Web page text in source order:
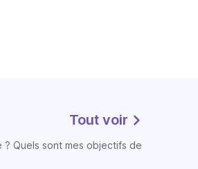
Tout voir
? Quels sont mes objectifs de